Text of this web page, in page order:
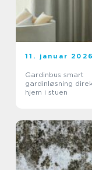
11. januar 2026
Gardinbus smart
gardinløsning
hjem i stuen